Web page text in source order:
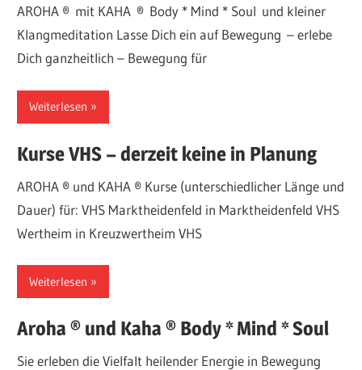
AROHA ® mit KAHA ® Body * Mind * Soul und kleiner
Klangmeditation Lasse Dich ein auf Bewegung – erlebe
Dich ganzheitlich – Bewegung für
Weiterlesen
Kurse VHS – derzeit keine in Planung
AROHA ® und KAHA ® Kurse (unterschiedlicher Länge und
Dauer) für: VHS Marktheidenfeld in Marktheidenfeld VHS
Wertheim in Kreuzwertheim VHS
Weiterlesen
Aroha ® und Kaha ® Body * Mind * Soul
Sie erleben die Vielfalt heilender Energie in Bewegung